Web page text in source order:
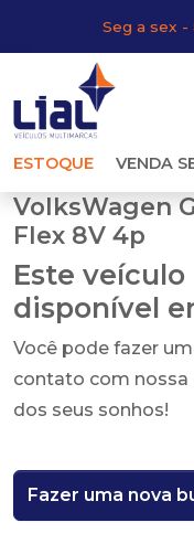
Seg a sex -
ESTOQUE VENDA
VolksWagen
Flex 8V 4p
Este
disponível
Você pode fazer
contato com nossa
dos seus sonhos!
Fazer uma nova